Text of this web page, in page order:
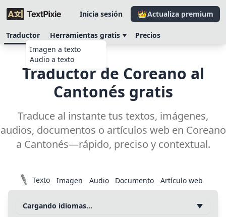
Inicia sesión Actualiza premium
Traductor
Herramientas gratis
Imagen a texto
Audio a texto
Precios
Traductor de Coreano al
Cantonés gratis
Traduce al instante tus textos, imágenes,
audios, documentos o artículos web en Coreano
a Cantonés—rápido, preciso y contextual.
Texto Imagen Audio Documento Artículo web
Cargando idiomas…